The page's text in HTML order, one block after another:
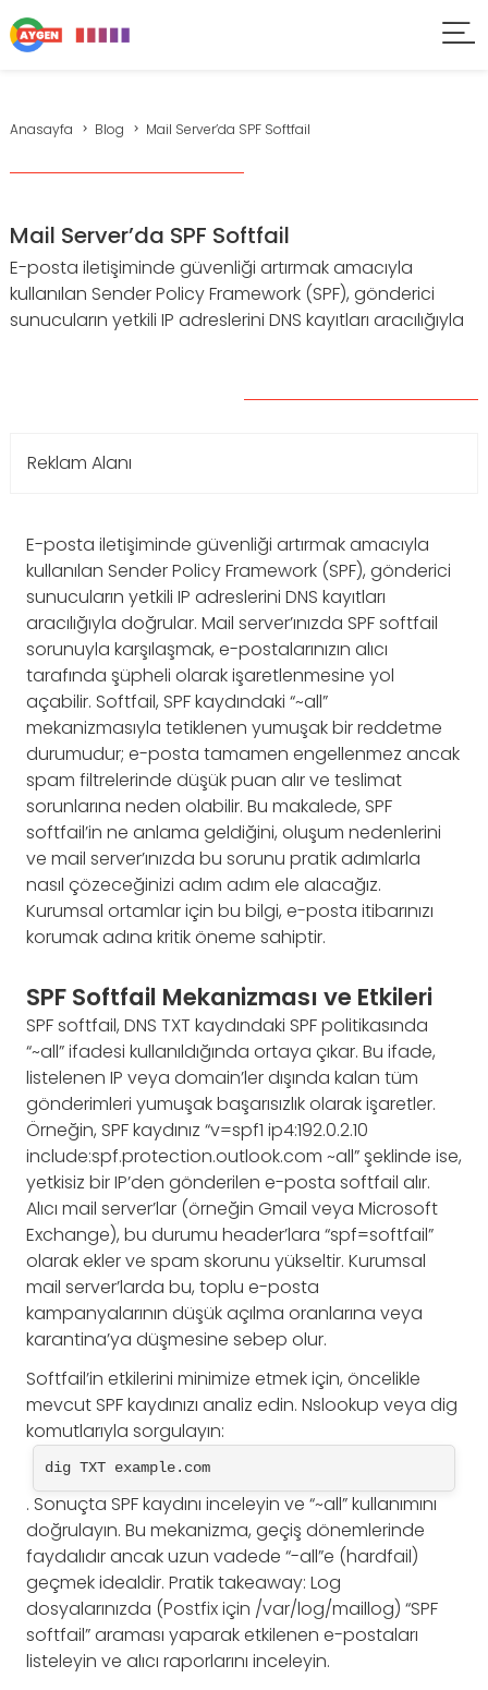
Anasayfa Blog Mail Server’da SPF Softfail
Mail Server’da SPF Softfail
E-posta iletişiminde güvenliği artırmak amacıyla
kullanılan Sender Policy Framework (SPF), gönderici
sunucuların yetkili IP adreslerini DNS kayıtları aracılığıyla
Reklam Alanı
E-posta iletişiminde güvenliği artırmak amacıyla
kullanılan Sender Policy Framework (SPF), gönderici
sunucuların yetkili IP adreslerini DNS kayıtları
aracılığıyla doğrular. Mail server’ınızda SPF softfail
sorunuyla karşılaşmak, e-postalarınızın alıcı
tarafında şüpheli olarak işaretlenmesine yol
açabilir. Softfail, SPF kaydındaki “~all”
mekanizmasıyla tetiklenen yumuşak bir reddetme
durumudur; e-posta tamamen engellenmez ancak
spam filtrelerinde düşük puan alır ve teslimat
sorunlarına neden olabilir. Bu makalede, SPF
softfail’in ne anlama geldiğini, oluşum nedenlerini
ve mail server’ınızda bu sorunu pratik adımlarla
nasıl çözeceğinizi adım adım ele alacağız.
Kurumsal ortamlar için bu bilgi, e-posta itibarınızı
korumak adına kritik öneme sahiptir.
SPF Softfail Mekanizması ve Etkileri
SPF softfail, DNS TXT kaydındaki SPF politikasında
“~all” ifadesi kullanıldığında ortaya çıkar. Bu ifade,
listelenen IP veya domain’ler dışında kalan tüm
gönderimleri yumuşak başarısızlık olarak işaretler.
Örneğin, SPF kaydınız “v=spf1 ip4:192.0.2.10
include:spf.protection.outlook.com ~all” şeklinde ise,
yetkisiz bir IP’den gönderilen e-posta softfail alır.
Alıcı mail server’lar (örneğin Gmail veya Microsoft
Exchange), bu durumu header’lara “spf=softfail”
olarak ekler ve spam skorunu yükseltir. Kurumsal
mail server’larda bu, toplu e-posta
kampanyalarının düşük açılma oranlarına veya
karantina’ya düşmesine sebep olur.
Softfail’in etkilerini minimize etmek için, öncelikle
mevcut SPF kaydınızı analiz edin. Nslookup veya dig
komutlarıyla sorgulayın:
dig TXT example.com
. Sonuçta SPF kaydını inceleyin ve “~all” kullanımını
doğrulayın. Bu mekanizma, geçiş dönemlerinde
faydalıdır ancak uzun vadede “-all”e (hardfail)
geçmek idealdir. Pratik takeaway: Log
dosyalarınızda (Postfix için /var/log/maillog) “SPF
softfail” araması yaparak etkilenen e-postaları
listeleyin ve alıcı raporlarını inceleyin.